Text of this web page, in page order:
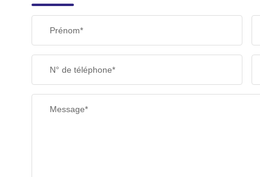
Prénom*
N° de téléphone*
Message*